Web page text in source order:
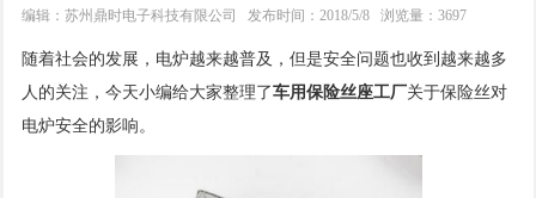
编辑： 苏州鼎时电子科技有限公司 发布时间：2018/5/8 浏览量：3697
随着社会的发展，电炉越来越普及，但是安全问题也收到越来越多
人的关注，今天小编给大家整理了车用保险丝座工厂关于保险丝对
电炉安全的影响。